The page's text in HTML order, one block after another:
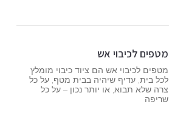
מטפים לכיבוי אש
מטפים לכיבוי אש הם ציוד כיבוי מומלץ
לכל בית, עדיף שיהיה בבית מטף, על כל
צרה שלא תבוא, או יותר נכון – על כל
שריפה